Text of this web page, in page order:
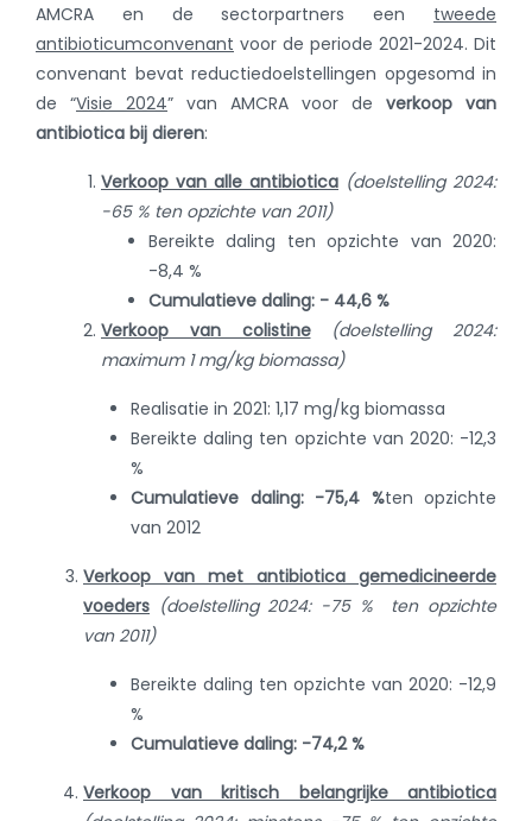
AMCRA en de sectorpartners een tweede
antibioticumconvenant voor de periode 2021-2024. Dit
convenant bevat reductiedoelstellingen opgesomd in
de “Visie 2024” van AMCRA voor de verkoop van
antibiotica bij dieren:
Verkoop van alle antibiotica (doelstelling 2024:
-65 % ten opzichte van 2011)
Bereikte daling ten opzichte van 2020:
-8,4 %
Cumulatieve daling: - 44,6 %
Verkoop van colistine
(doelstelling 2024:
maximum 1 mg/kg biomassa)
Realisatie in 2021: 1,17 mg/kg biomassa
Bereikte daling ten opzichte van 2020: -12,3
%
Cumulatieve daling: -75,4 %ten opzichte
van 2012
Verkoop van met antibiotica gemedicineerde
voeders (doelstelling 2024: -75 % ten opzichte
van 2011)
Bereikte daling ten opzichte van 2020: -12,9
%
Cumulatieve daling: -74,2 %
Verkoop van kritisch belangrijke antibiotica